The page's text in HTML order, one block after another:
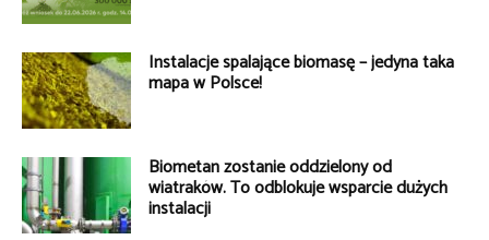
Instalacje spalające biomasę – jedyna taka
mapa w Polsce!
Biometan zostanie oddzielony od
wiatraków. To odblokuje wsparcie dużych
instalacji